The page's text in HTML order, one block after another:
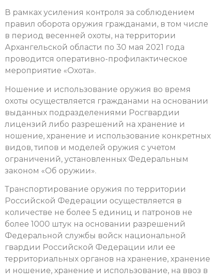
В рамках усиления контроля за соблюдением
правил оборота оружия гражданами, в том числе
в период весенней охоты, на территории
Архангельской области по 30 мая 2021 года
проводится оперативно-профилактическое
мероприятие «Охота».
Ношение и использование оружия во время
охоты осуществляется гражданами на основании
выданных подразделениями Росгвардии
лицензий либо разрешений на хранение и
ношение, хранение и использование конкретных
видов, типов и моделей оружия с учетом
ограничений, установленных Федеральным
законом «Об оружии».
Транспортирование оружия по территории
Российской Федерации осуществляется в
количестве не более 5 единиц и патронов не
более 1000 штук на основании разрешений
Федеральной службы войск национальной
гвардии Российской Федерации или ее
территориальных органов на хранение, хранение
и ношение, хранение и использование, на ввоз в